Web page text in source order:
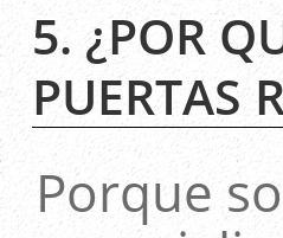
5. ¿POR
PUERTAS
Porque